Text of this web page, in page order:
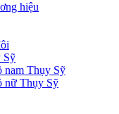
hiệu
Sỹ
nam Thụy Sỹ
nữ Thụy Sỹ